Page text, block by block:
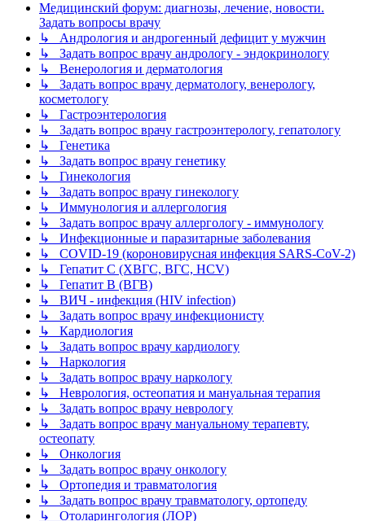
Медицинский форум: диагнозы, лечение, новости.
Задать вопросы врачу
↳ Андрология и андрогенный дефицит у мужчин
↳ Задать вопрос врачу андрологу - эндокринологу
↳ Венерология и дерматология
↳ Задать вопрос врачу дерматологу, венерологу,
косметологу
↳ Гастроэнтерология
↳ Задать вопрос врачу гастроэнтерологу, гепатологу
↳ Генетика
↳ Задать вопрос врачу генетику
↳ Гинекология
↳ Задать вопрос врачу гинекологу
↳ Иммунология и аллергология
↳ Задать вопрос врачу аллергологу - иммунологу
↳ Инфекционные и паразитарные заболевания
↳ COVID-19 (короновирусная инфекция SARS-CoV-2)
↳ Гепатит C (ХВГС, ВГС, HCV)
↳ Гепатит B (ВГВ)
↳ ВИЧ - инфекция (HIV infection)
↳ Задать вопрос врачу инфекционисту
↳ Кардиология
↳ Задать вопрос врачу кардиологу
↳ Наркология
↳ Задать вопрос врачу наркологу
↳ Неврология, остеопатия и мануальная терапия
↳ Задать вопрос врачу неврологу
↳ Задать вопрос врачу мануальному терапевту,
остеопату
↳ Онкология
↳ Задать вопрос врачу онкологу
↳ Ортопедия и травматология
↳ Задать вопрос врачу травматологу, ортопеду
↳ Отоларингология (ЛОР)